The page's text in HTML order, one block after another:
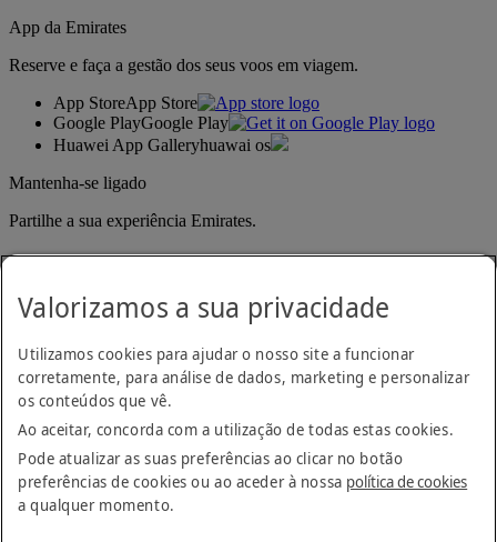
App da Emirates
Reserve e faça a gestão dos seus voos em viagem.
App StoreApp Store
Google PlayGoogle Play
Huawei App Galleryhuawai os
Mantenha-se ligado
Partilhe a sua experiência Emirates.
Declaração de acessibilidade
Contacte-nos
Política de privacidade
Termos e condições
Política de cookies
Cibersegurança
Valorizamos a sua privacidade
Utilizamos cookies para ajudar o nosso site a funcionar
corretamente, para análise de dados, marketing e personalizar
os conteúdos que vê.
Ao aceitar, concorda com a utilização de todas estas cookies.
Pode atualizar as suas preferências ao clicar no botão
preferências de cookies ou ao aceder à nossa política de cookies
a qualquer momento.